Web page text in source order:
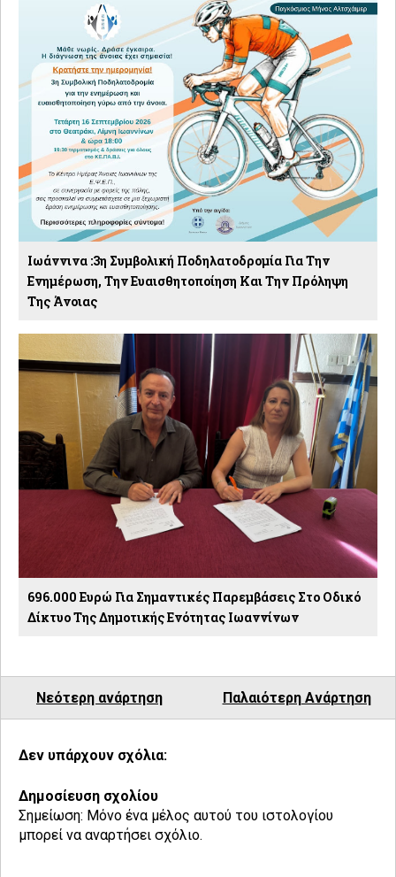
Ιωάννινα :3η Συμβολική Ποδηλατοδρομία Για Την
Ενημέρωση, Την Ευαισθητοποίηση Και Την Πρόληψη
Της Άνοιας
696.000 Ευρώ Για Σημαντικές Παρεμβάσεις Στο Οδικό
Δίκτυο Της Δημοτικής Ενότητας Ιωαννίνων
Νεότερη ανάρτηση Παλαιότερη Ανάρτηση
Δεν υπάρχουν σχόλια:
Δημοσίευση σχολίου
Σημείωση: Μόνο ένα μέλος αυτού του ιστολογίου
μπορεί να αναρτήσει σχόλιο.